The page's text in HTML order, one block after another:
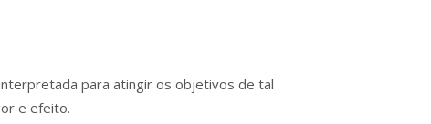
para atingir os objetivos de tal
e efeito.